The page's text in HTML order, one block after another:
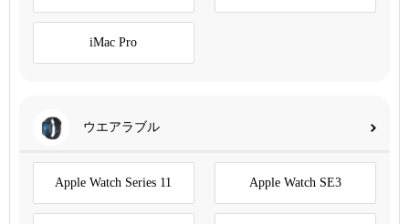
iMac Pro
ウエアラブル
Apple Watch Series 11 Apple Watch SE3